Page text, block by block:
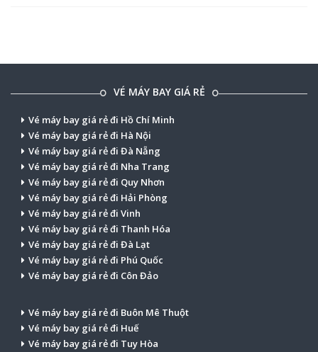
VÉ MÁY BAY GIÁ RẺ
Vé máy bay giá rẻ đi Hồ Chí Minh
Vé máy bay giá rẻ đi Hà Nội
Vé máy bay giá rẻ đi Đà Nẵng
Vé máy bay giá rẻ đi Nha Trang
Vé máy bay giá rẻ đi Quy Nhơn
Vé máy bay giá rẻ đi Hải Phòng
Vé máy bay giá rẻ đi Vinh
Vé máy bay giá rẻ đi Thanh Hóa
Vé máy bay giá rẻ đi Đà Lạt
Vé máy bay giá rẻ đi Phú Quốc
Vé máy bay giá rẻ đi Côn Đảo
Vé máy bay giá rẻ đi Buôn Mê Thuột
Vé máy bay giá rẻ đi Huế
Vé máy bay giá rẻ đi Tuy Hòa